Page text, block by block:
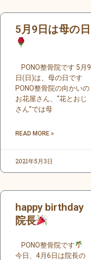
容
5月9日は母の日
PONO整骨院です 5月9
日(日)は、母の日です
PONO整骨院の向かいの
お花屋さん、“花とおじ
さん”では母
READ MORE »
2021年5月3日
happy birthday
院長
PONO整骨院です
今日、4月6日は院長の
ー
ジ
ー
ー
ー
ー